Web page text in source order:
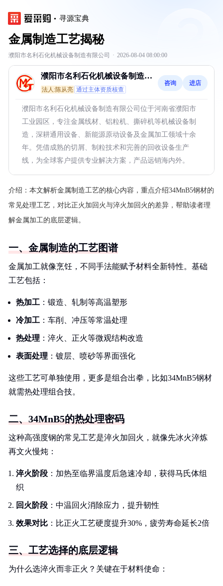
寻源宝典
金属制造工艺揭秘
濮阳市名利石化机械设备制造有限公司 · 2026-08-04 08:00:00
濮阳市名利石化机械设备制造有
限公司
法人:陈从亮 通过主体资质核查
咨询 进店
濮阳市名利石化机械设备制造有限公司位于河南省濮阳市
工业园区，专注金属线材、铝粒机、撕碎机等机械设备制
造，深耕通用设备、新能源原动设备及金属加工领域十余
年。凭借成熟的切屑、制粒技术和完善的回收设备生产
线，为全球客户提供专业解决方案，产品远销海内外。
介绍： 本文解析金属制造工艺的核心内容，重点介绍34MnB5钢材的
常见处理工艺，对比正火加回火与淬火加回火的差异，帮助读者理
解金属加工的底层逻辑。
一、金属制造的工艺图谱
金属加工就像烹饪，不同手法能赋予材料全新特性。基础
工艺包括：
热加工 ：锻造、轧制等高温塑形
冷加工 ：车削、冲压等常温处理
热处理 ：淬火、正火等微观结构改造
表面处理 ：镀层、喷砂等界面强化
这些工艺可单独使用，更多是组合出拳，比如34MnB5钢材
就需热处理组合技。
二、34MnB5的热处理密码
这种高强度钢的常见工艺是淬火加回火，就像先冰火淬炼
再文火慢炖：
淬火阶段 ：加热至临界温度后急速冷却，获得马氏体组
织
回火阶段 ：中温回火消除应力，提升韧性
效果对比 ：比正火工艺硬度提升30%，疲劳寿命延长2倍
三、工艺选择的底层逻辑
为什么选淬火而非正火？关键在于材料使命：